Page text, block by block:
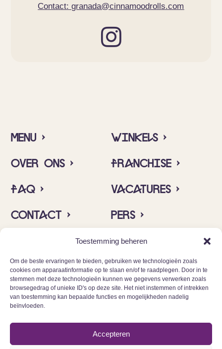
Toestemming beheren
Om de beste ervaringen te bieden, gebruiken we technologieën zoals
cookies om apparaatinformatie op te slaan en/of te raadplegen. Door in te
stemmen met deze technologieën kunnen we gegevens verwerken zoals
browsegedrag of unieke ID's op deze site. Het niet instemmen of intrekken
van toestemming kan bepaalde functies en mogelijkheden nadelig
beïnvloeden.
Accepteren
Contact: granada@cinnamoodrolls.com

menu ›
over ons ›
faq ›
contact ›
winkels ›
franchise ›
vacatures ›
pers ›
allergenen ›
Privacy